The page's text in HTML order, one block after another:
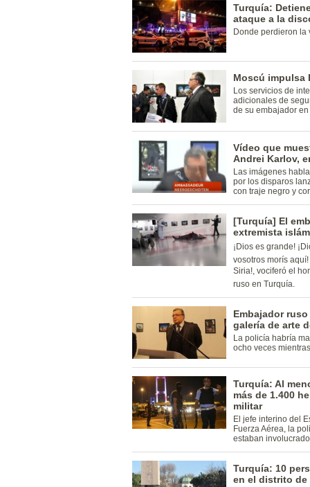
Turquía:
ataque a la
Donde perdieron la
Moscú impulsa
Los servicios de
adicionales de
de su embajador
Vídeo que
Andrei Karlov,
Las imágenes
por los disparos
con traje negro y
[Turquía] El
extremista
¡Dios es grande!
vosotros morís
Siria!, vociferó el
ruso en Turquía.
Embajador
galería de arte
La policía habría
ocho veces
Turquía: Al
más de 1.400
militar
El jefe interino del
Fuerza Aérea, la
estaban
Turquía: 10
en el distrito de